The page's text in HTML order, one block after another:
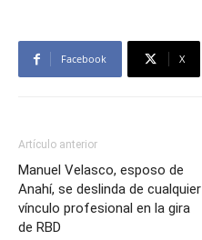
Facebook X
Artículo anterior
Manuel Velasco, esposo de
Anahí, se deslinda de cualquier
vínculo profesional en la gira
de RBD